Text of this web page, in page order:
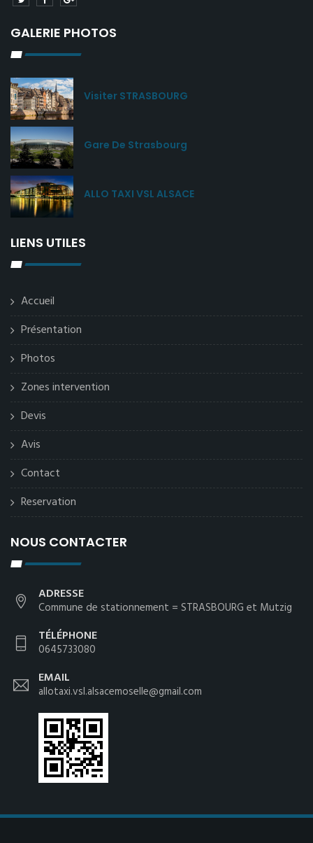
GALERIE PHOTOS
Visiter STRASBOURG
Gare De Strasbourg
ALLO TAXI VSL ALSACE
LIENS UTILES
Accueil
Présentation
Photos
Zones intervention
Devis
Avis
Contact
Reservation
NOUS CONTACTER
ADRESSE
Commune de stationnement = STRASBOURG et Mutzig
TÉLÉPHONE
0645733080
EMAIL
allotaxi.vsl.alsacemoselle@gmail.com